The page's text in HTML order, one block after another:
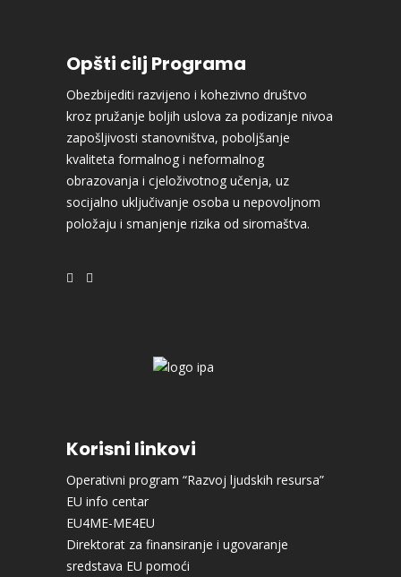
Opšti cilj Programa
Obezbijediti razvijeno i kohezivno društvo
kroz pružanje boljih uslova za podizanje nivoa
zapošljivosti stanovništva, poboljšanje
kvaliteta formalnog i neformalnog
obrazovanja i cjeloživotnog učenja, uz
socijalno uključivanje osoba u nepovoljnom
položaju i smanjenje rizika od siromaštva.
Korisni linkovi
Operativni program “Razvoj ljudskih resursa”
EU info centar
EU4ME-ME4EU
Direktorat za finansiranje i ugovaranje
sredstava EU pomoći